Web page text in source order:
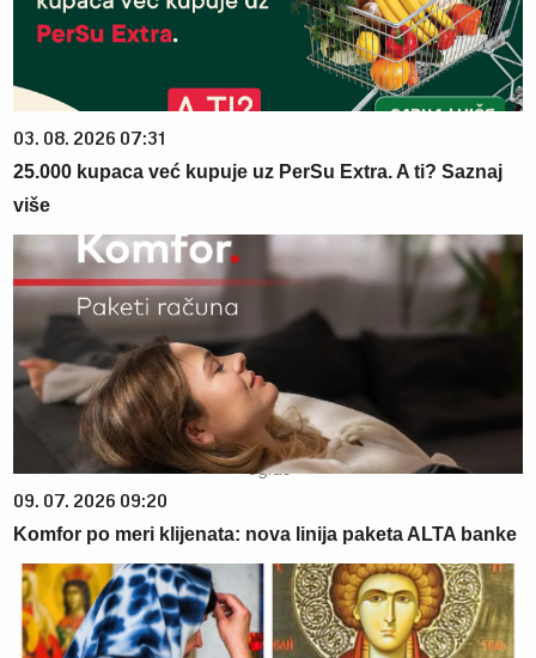
03. 08. 2026 07:31
25.000 kupaca već kupuje uz PerSu Extra. A ti? Saznaj
više
09. 07. 2026 09:20
Komfor po meri klijenata: nova linija paketa ALTA banke